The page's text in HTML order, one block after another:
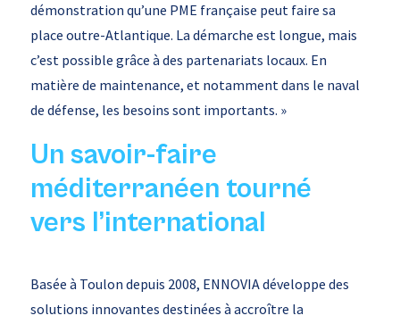
démonstration qu’une PME française peut faire sa
place outre-Atlantique. La démarche est longue, mais
c’est possible grâce à des partenariats locaux. En
matière de maintenance, et notamment dans le naval
de défense, les besoins sont importants. »
Un savoir-faire
méditerranéen tourné
vers l’international
Basée à Toulon depuis 2008, ENNOVIA développe des
solutions innovantes destinées à accroître la